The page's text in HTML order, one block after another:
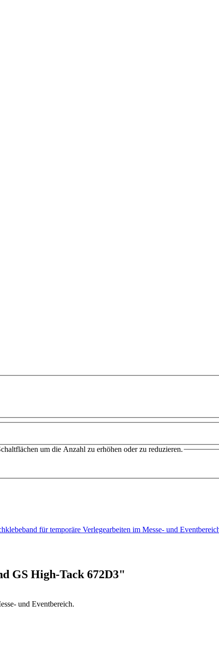
um die Anzahl zu erhöhen oder zu reduzieren.
für temporäre Verlegearbeiten im Messe- und
GS High-Tack 672D3"
und Eventbereich.